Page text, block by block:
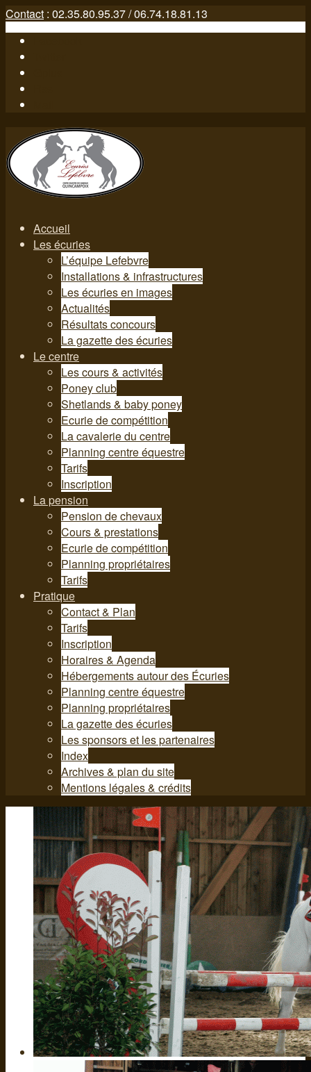
Contact : 02.35.80.95.37 / 06.74.18.81.13
Accueil
Les écuries
L’équipe Lefebvre
Installations & infrastructures
Les écuries en images
Actualités
Résultats concours
La gazette des écuries
Le centre
Les cours & activités
Poney club
Shetlands & baby poney
Ecurie de compétition
La cavalerie du centre
Planning centre équestre
Tarifs
Inscription
La pension
Pension de chevaux
Cours & prestations
Ecurie de compétition
Planning propriétaires
Tarifs
Pratique
Contact & Plan
Tarifs
Inscription
Horaires & Agenda
Hébergements autour des Écuries
Planning centre équestre
Planning propriétaires
La gazette des écuries
Les sponsors et les partenaires
Index
Archives & plan du site
Mentions légales & crédits